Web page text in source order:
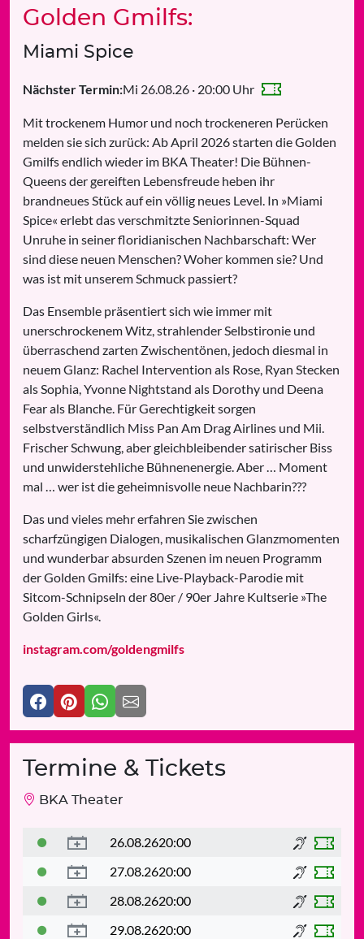
Golden Gmilfs:
Miami Spice
Nächster Termin:Mi 26.08.26 · 20:00 Uhr
Mit trockenem Humor und noch trockeneren Perücken
melden sie sich zurück: Ab April 2026 starten die Golden
Gmilfs endlich wieder im BKA Theater! Die Bühnen-
Queens der gereiften Lebensfreude heben ihr
brandneues Stück auf ein völlig neues Level. In »Miami
Spice« erlebt das verschmitzte Seniorinnen-Squad
Unruhe in seiner floridianischen Nachbarschaft: Wer
sind diese neuen Menschen? Woher kommen sie? Und
was ist mit unserem Schmuck passiert?
Das Ensemble präsentiert sich wie immer mit
unerschrockenem Witz, strahlender Selbstironie und
überraschend zarten Zwischentönen, jedoch diesmal in
neuem Glanz: Rachel Intervention als Rose, Ryan Stecken
als Sophia, Yvonne Nightstand als Dorothy und Deena
Fear als Blanche. Für Gerechtigkeit sorgen
selbstverständlich Miss Pan Am Drag Airlines und Mii.
Frischer Schwung, aber gleichbleibender satirischer Biss
und unwiderstehliche Bühnenenergie. Aber … Moment
mal … wer ist die geheimnisvolle neue Nachbarin???
Das und vieles mehr erfahren Sie zwischen
scharfzüngigen Dialogen, musikalischen Glanzmomenten
und wunderbar absurden Szenen im neuen Programm
der Golden Gmilfs: eine Live-Playback-Parodie mit
Sitcom-Schnipseln der 80er / 90er Jahre Kultserie »The
Golden Girls«.
instagram.com/goldengmilfs
Termine & Tickets
BKA Theater
26.08.2620:00
27.08.2620:00
28.08.2620:00
29.08.2620:00